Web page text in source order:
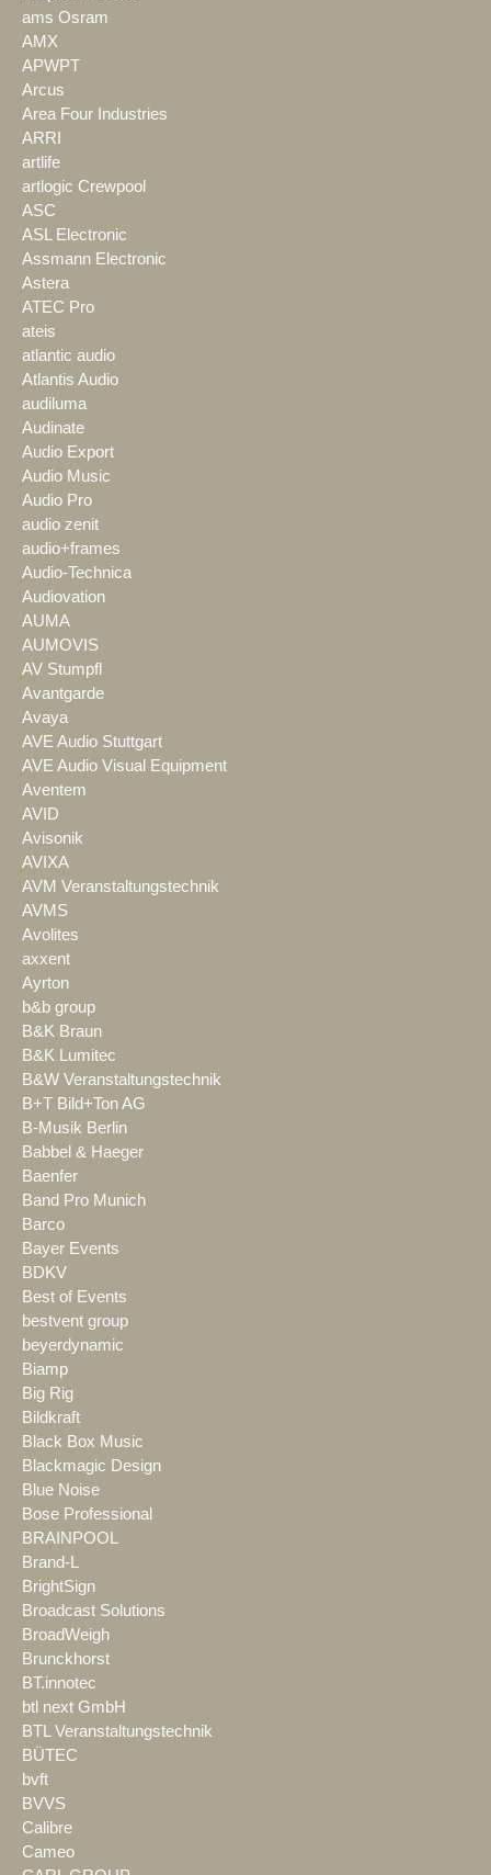
ams Osram
AMX
APWPT
Arcus
Area Four Industries
ARRI
artlife
artlogic Crewpool
ASC
ASL Electronic
Assmann Electronic
Astera
ATEC Pro
ateis
atlantic audio
Atlantis Audio
audiluma
Audinate
Audio Export
Audio Music
Audio Pro
audio zenit
audio+frames
Audio-Technica
Audiovation
AUMA
AUMOVIS
AV Stumpfl
Avantgarde
Avaya
AVE Audio Stuttgart
AVE Audio Visual Equipment
Aventem
AVID
Avisonik
AVIXA
AVM Veranstaltungstechnik
AVMS
Avolites
axxent
Ayrton
b&b group
B&K Braun
B&K Lumitec
B&W Veranstaltungstechnik
B+T Bild+Ton AG
B-Musik Berlin
Babbel & Haeger
Baenfer
Band Pro Munich
Barco
Bayer Events
BDKV
Best of Events
bestvent group
beyerdynamic
Biamp
Big Rig
Bildkraft
Black Box Music
Blackmagic Design
Blue Noise
Bose Professional
BRAINPOOL
Brand-L
BrightSign
Broadcast Solutions
BroadWeigh
Brunckhorst
BT.innotec
btl next GmbH
BTL Veranstaltungstechnik
BÜTEC
bvft
BVVS
Calibre
Cameo